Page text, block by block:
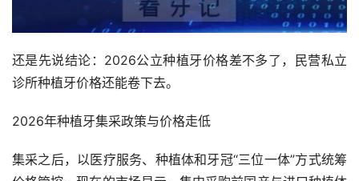
还是先说结论：2026公立种植牙价格差不多了，民营私立
诊所种植牙价格还能卷下去。
2026年种植牙集采政策与价格走低
集采之后，以医疗服务、种植体和牙冠“三位一体”方式统筹